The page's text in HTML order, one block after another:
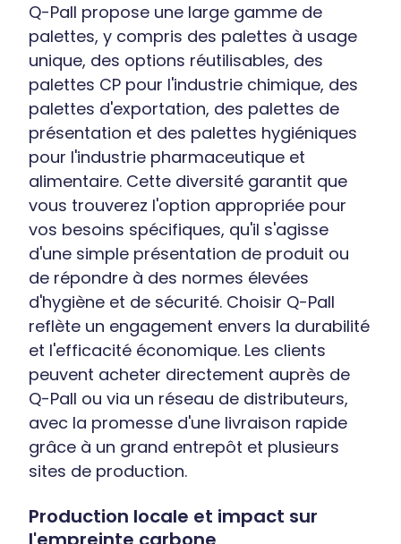
Q-Pall propose une large gamme de
palettes, y compris des palettes à usage
unique, des options réutilisables, des
palettes CP pour l'industrie chimique, des
palettes d'exportation, des palettes de
présentation et des palettes hygiéniques
pour l'industrie pharmaceutique et
alimentaire. Cette diversité garantit que
vous trouverez l'option appropriée pour
vos besoins spécifiques, qu'il s'agisse
d'une simple présentation de produit ou
de répondre à des normes élevées
d'hygiène et de sécurité. Choisir Q-Pall
reflète un engagement envers la durabilité
et l'efficacité économique. Les clients
peuvent acheter directement auprès de
Q-Pall ou via un réseau de distributeurs,
avec la promesse d'une livraison rapide
grâce à un grand entrepôt et plusieurs
sites de production.
Production locale et impact sur